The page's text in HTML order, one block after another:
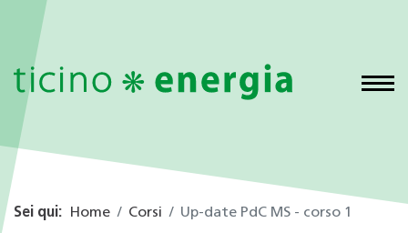
Sei qui: Home Corsi Up-date PdC MS - corso 1